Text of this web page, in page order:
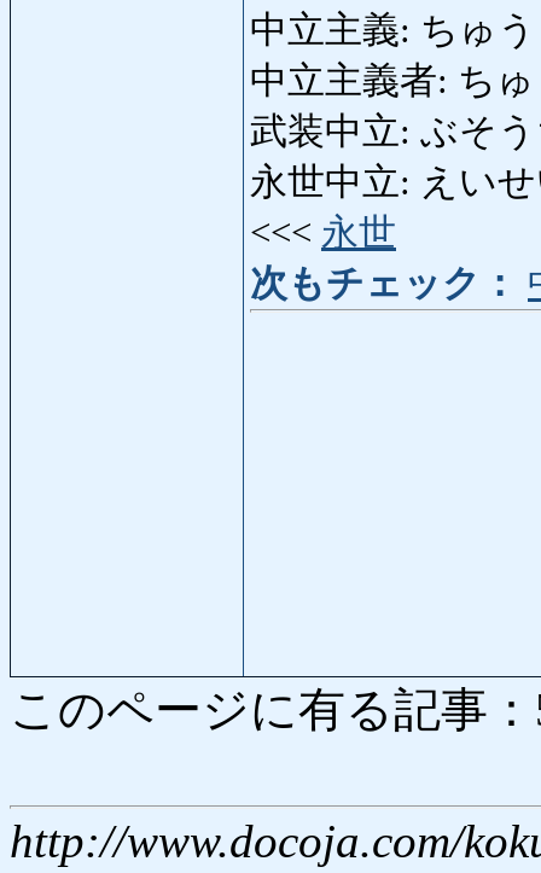
中立主義: ちゅ
中立主義者: ち
武装中立: ぶそ
永世中立: えい
<<< 永世
次もチェック：
このページに有る記事
http://www.docoja.com/